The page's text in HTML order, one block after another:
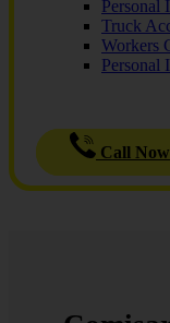
Truck
Workers
Personal
Call Now